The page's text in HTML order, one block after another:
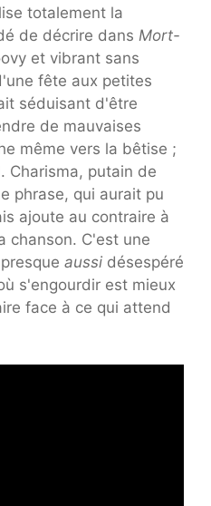
totalement la
de décrire dans Mort-
et vibrant sans
fête aux petites
séduisant d'être
de mauvaises
même vers la bêtise ;
Charisma, putain de
phrase, qui aurait pu
ajoute au contraire à
chanson. C'est une
aussi désespéré
s'engourdir est mieux
face à ce qui attend